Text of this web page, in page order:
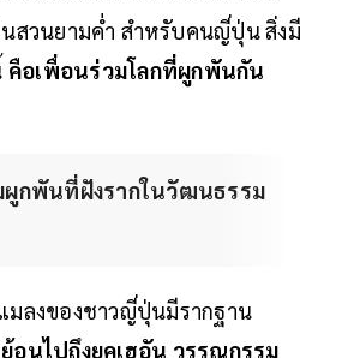
นสวนยามค่ำ สำหรับคนญี่ปุ่น สิ่งมี
คือเพื่อนร่วมโลกที่ผูกพันกัน
ผูกพันที่ฝังรากในวัฒนธรรม
มลงของชาวญี่ปุ่นมีรากฐาน
ย้อนไปถึงยุคเฮอัน วรรณกรรม